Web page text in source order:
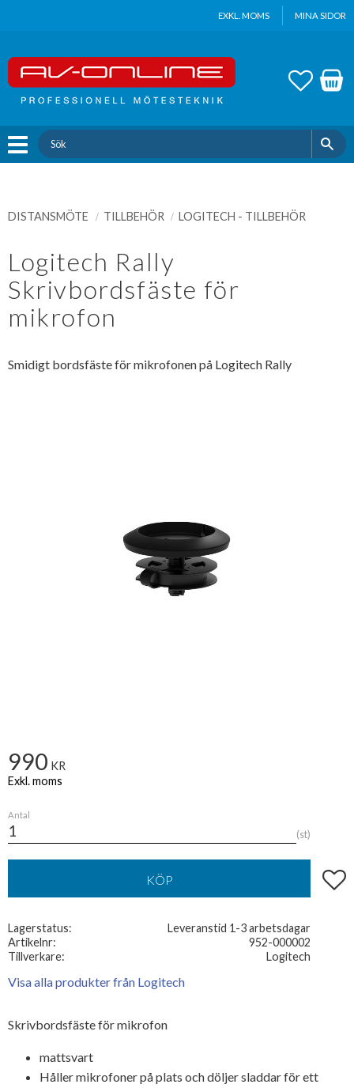
EXKL. MOMS MINA SIDOR
DISTANSMÖTE TILLBEHÖR LOGITECH - TILLBEHÖR
Logitech Rally
Skrivbordsfäste för
mikrofon
Smidigt bordsfäste för mikrofonen på Logitech Rally
990 KR
Antal
st
KÖP Lägg
Lagerstatus
Leveranstid 1-3 arbetsdagar
Artikelnr
952-000002
Tillverkare
Logitech
Visa alla produkter från Logitech
Skrivbordsfäste för mikrofon
mattsvart
Håller mikrofoner på plats och döljer sladdar för ett